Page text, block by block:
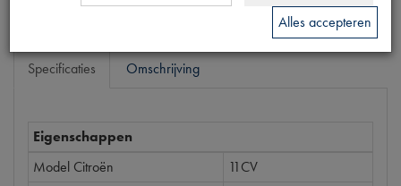
Specificaties Omschrijving
Eigenschappen
Model Citroën
11CV
Alles accepteren